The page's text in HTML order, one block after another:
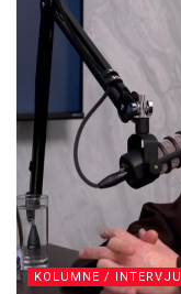
KOLUMNE / INTERVJU